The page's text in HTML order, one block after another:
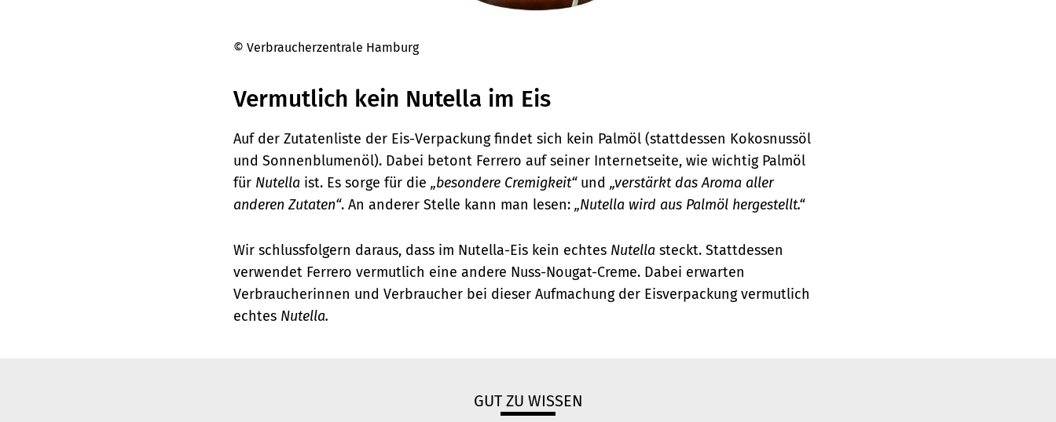
© Verbraucherzentrale Hamburg
Vermutlich kein Nutella im Eis
Auf der Zutatenliste der Eis-Verpackung findet sich kein Palmöl (stattdessen Kokosnussöl
und Sonnenblumenöl). Dabei betont Ferrero auf seiner Internetseite, wie wichtig Palmöl
für Nutella ist. Es sorge für die „besondere Cremigkeit“und „verstärkt das Aroma aller
anderen Zutaten“. An anderer Stelle kann man lesen: „Nutella wird aus Palmöl hergestellt.“
Wir schlussfolgern daraus, dass im Nutella-Eis kein echtes Nutella steckt. Stattdessen
verwendet Ferrero vermutlich eine andere Nuss-Nougat-Creme. Dabei erwarten
Verbraucherinnen und Verbraucher bei dieser Aufmachung der Eisverpackung vermutlich
echtes Nutella.
GUT ZU WISSEN